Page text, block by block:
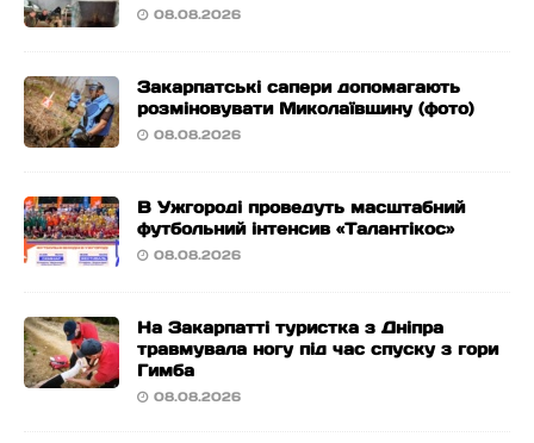
08.08.2026
Закарпатські сапери допомагають
розміновувати Миколаївщину (фото)
08.08.2026
В Ужгороді проведуть масштабний
футбольний інтенсив «Талантікос»
08.08.2026
На Закарпатті туристка з Дніпра
травмувала ногу під час спуску з гори
Гимба
08.08.2026